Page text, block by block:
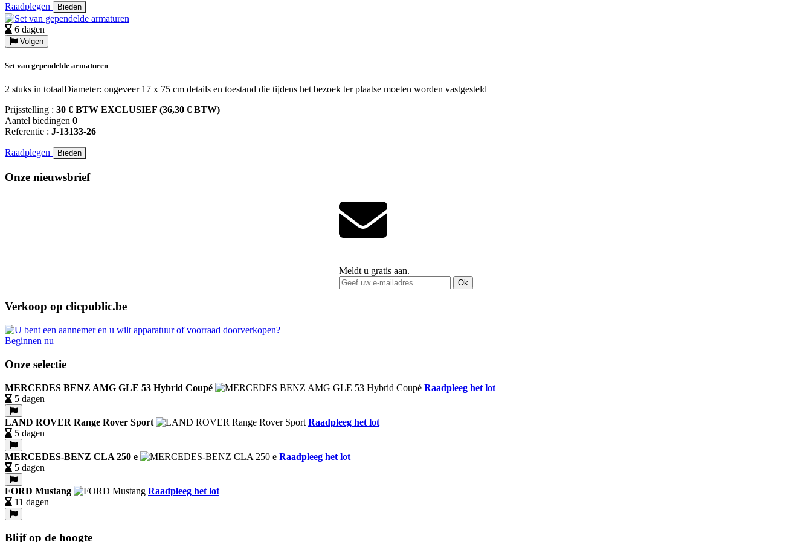
Raadplegen Bieden
6 dagen
Volgen
Set van gependelde armaturen
2 stuks in totaalDiameter: ongeveer 17 x 75 cm details en toestand die tijdens het bezoek ter plaatse moeten worden vastgesteld
Prijsstelling : 30 € BTW EXCLUSIEF (36,30 € BTW)
Aantel biedingen 0
Referentie : J-13133-26
Raadplegen Bieden
Onze nieuwsbrief
Meldt u gratis aan.
Ok
Verkoop op clicpublic.be
Beginnen nu
Onze selectie
MERCEDES BENZ AMG GLE 53 Hybrid Coupé
Raadpleeg het lot
5 dagen
LAND ROVER Range Rover Sport
Raadpleeg het lot
5 dagen
MERCEDES-BENZ CLA 250 e
Raadpleeg het lot
5 dagen
FORD Mustang
Raadpleeg het lot
11 dagen
Blijf op de hoogte